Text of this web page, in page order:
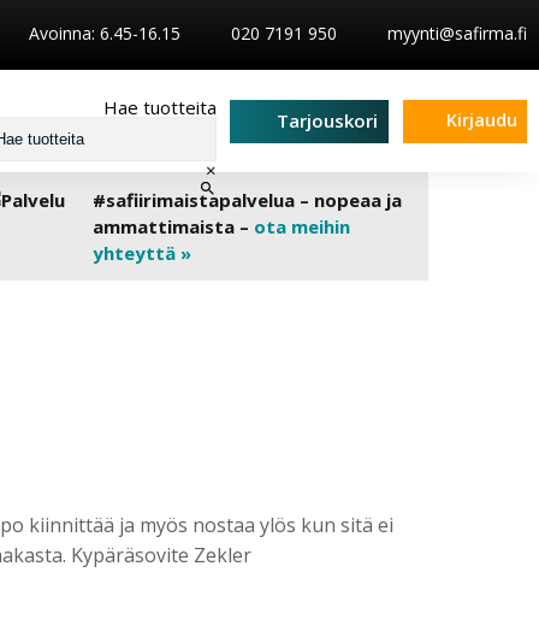
Avoinna: 6.45-16.15 020 7191 950 myynti@safirma.fi
Hae tuotteita
×
Tarjouskori Kirjaudu
#safiirimaistapalvelua – nopeaa ja
ammattimaista – ota meihin
yhteyttä »
kiinnittää ja myös nostaa ylös kun sitä ei
Kypäräsovite Zekler